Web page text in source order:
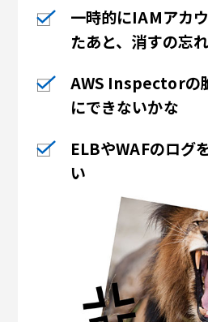
一時的にIAMアカ
たあと、消すの忘
AWS Inspectorの
にできないかな
ELBやWAFのログ
い